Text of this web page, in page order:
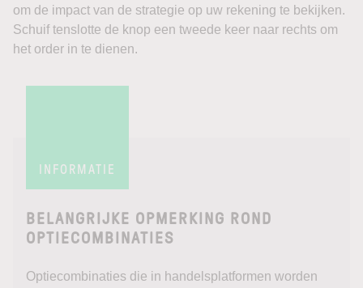
om de impact van de strategie op uw rekening te bekijken.
Schuif tenslotte de knop een tweede keer naar rechts om
het order in te dienen.
INFORMATIE
BELANGRIJKE OPMERKING ROND
OPTIECOMBINATIES
Optiecombinaties die in handelsplatformen worden